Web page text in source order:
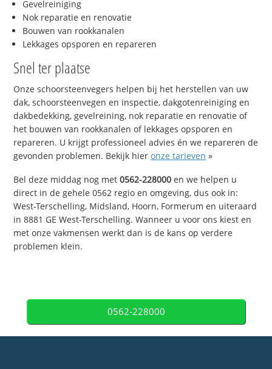
Gevelreiniging
Nok reparatie en renovatie
Bouwen van rookkanalen
Lekkages opsporen en repareren
Snel ter plaatse
Onze schoorsteenvegers helpen bij het herstellen van uw
dak, schoorsteenvegen en inspectie, dakgotenreiniging en
dakbedekking, gevelreining, nok reparatie en renovatie of
het bouwen van rookkanalen of lekkages opsporen en
repareren. U krijgt professioneel advies én we repareren de
gevonden problemen. Bekijk hieronze tarieven »
Bel deze middag nog met0562-228000 en we helpen u
direct in de gehele 0562 regio en omgeving, dus ook in:
West-Terschelling, Midsland, Hoorn, Formerum en uiteraard
in 8881 GE West-Terschelling. Wanneer u voor ons kiest en
met onze vakmensen werkt dan is de kans op verdere
problemen klein.
0562-228000